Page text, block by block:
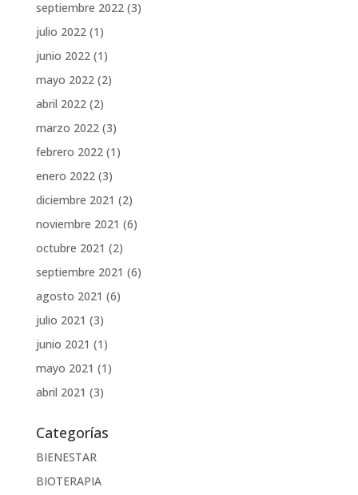
septiembre 2022(3)
julio 2022(1)
junio 2022(1)
mayo 2022(2)
abril 2022(2)
marzo 2022(3)
febrero 2022(1)
enero 2022(3)
diciembre 2021 (2)
noviembre 2021 (6)
octubre 2021 (2)
septiembre 2021 (6)
agosto 2021 (6)
julio 2021 (3)
junio 2021 (1)
mayo 2021 (1)
abril 2021 (3)
Categorías
BIENESTAR
BIOTERAPIA